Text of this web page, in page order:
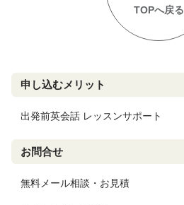
TOPへ戻る
申し込むメリット
出発前英会話 レッスンサポート
お問合せ
無料メール相談・お見積